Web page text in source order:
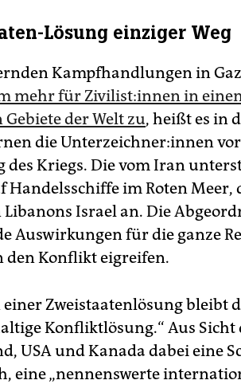
Lösung einziger Weg
Kampfhandlungen in
mehr für Zi­vi­lis­t:in­nen in
der Welt zu, heißt es in
die Un­ter­zeich­ne­r:in­nen
des Kriegs. Die vom Iran
Handelsschiffe im Roten
Libanons Israel an. Die
Auswirkungen für die ganze
den Konflikt eigreifen.
einer Zweistaatenlösung bleibt
Konfliktlösung.“ Aus
USA und Kanada dabei eine
eine „nennenswerte